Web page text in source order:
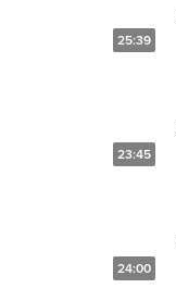
25:39
23:45
24:00